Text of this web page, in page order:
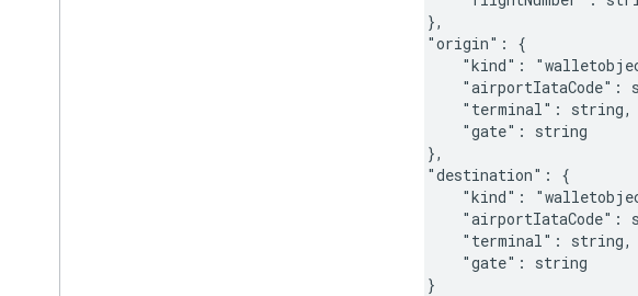
    },
    "origin": {
"kind":
"airportIataCode":
        "terminal": string,
        "gate": string
    },
    "destination": {
"kind":
"airportIataCode":
        "terminal": string,
        "gate": string
    }